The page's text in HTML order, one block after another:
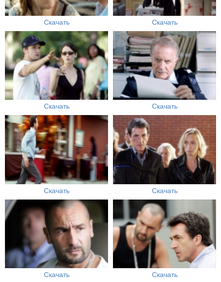
Скачать Скачать
Скачать Скачать
Скачать Скачать
Скачать Скачать